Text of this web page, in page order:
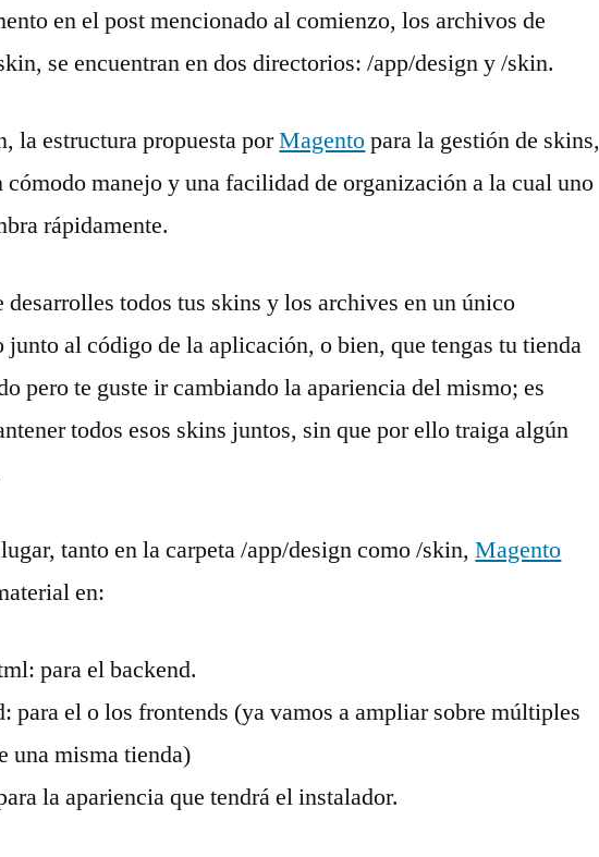
en el post mencionado al comienzo, los archivos de
se encuentran en dos directorios: /app/design y /skin.
la estructura propuesta porMagentopara la gestión de skins,
cómodo manejo y una facilidad de organización a la cual uno
rápidamente.
desarrolles todos tus skins y los archives en un único
junto al código de la aplicación, o bien, que tengas tu tienda
pero te guste ir cambiando la apariencia del mismo; es
todos esos skins juntos, sin que por ello traiga algún
tanto en la carpeta /app/design como /skin,Magento
en:
para el backend.
para el o los frontends (ya vamos a ampliar sobre múltiples
una misma tienda)
la apariencia que tendrá el instalador.